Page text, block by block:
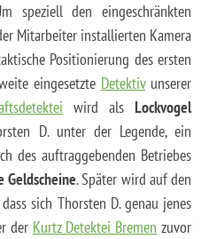
speziell den eingeschränkten
Mitarbeiter installierten Kamera
Positionierung des ersten
eingesetzte Detektivunserer
wird als Lockvogel
D. unter der Legende, ein
des auftraggebenden Betriebes
Geldscheine. Später wird auf den
sich Thorsten D. genau jenes
der Kurtz Detektei Bremen zuvor